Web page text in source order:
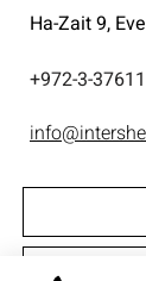
Ha-Zait 9,
972-3-
+